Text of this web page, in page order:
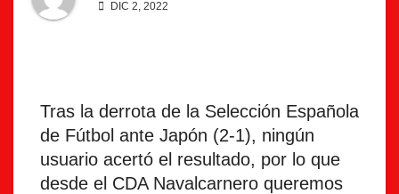
DIC 2, 2022
Tras la derrota de la Selección Española
de Fútbol ante Japón (2-1), ningún
usuario acertó el resultado, por lo que
desde el CDA Navalcarnero queremos